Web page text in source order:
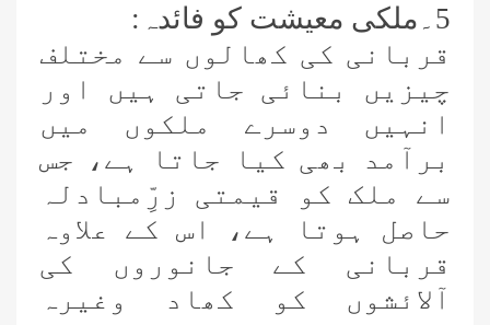
5۔ملکی معیشت کو فائدہ:
قربانی کی کھالوں سے مختلف
چیزیں بنائی جاتی ہیں اور
انہیں دوسرے ملکوں میں
برآمد بھی کیا جاتا ہے،
جس
سے ملک کو قیمتی زرِّمبادلہ
حاصل ہوتا ہے،
اس کے علاوہ
قربانی کے جانوروں کی
آلائشوں کو کھاد وغیرہ